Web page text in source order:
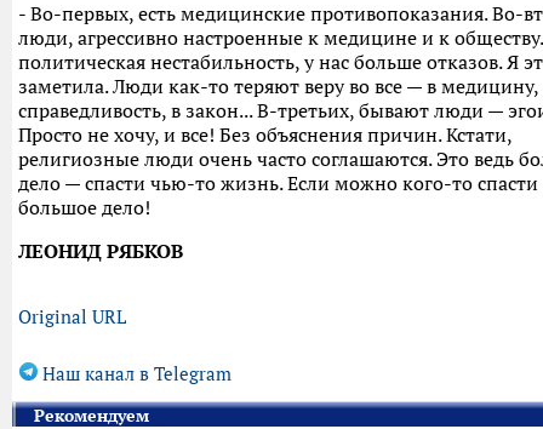
- Во-первых, есть медицинские противопоказания. Во-
люди, агрессивно настроенные к медицине и к
политическая нестабильность, у нас больше отказов. Я
заметила. Люди как-то теряют веру во все — в медицину,
справедливость, в закон... В-третьих, бывают люди —
Просто не хочу, и все! Без объяснения причин. Кстати,
религиозные люди очень часто соглашаются. Это ведь
дело — спасти чью-то жизнь. Если можно кого-то
большое дело!
ЛЕОНИД РЯБКОВ
Original URL
Наш канал в Telegram
Рекомендуем